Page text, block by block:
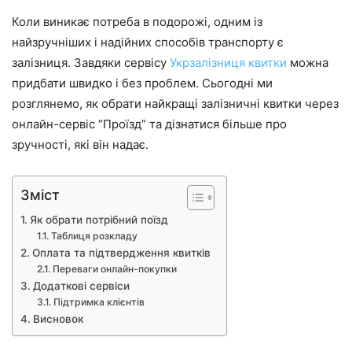
Коли виникає потреба в подорожі, одним із
найзручніших і надійних способів транспорту є
залізниця. Завдяки сервісу Укрзалізниця квитки можна
придбати швидко і без проблем. Сьогодні ми
розглянемо, як обрати найкращі залізничні квитки через
онлайн-сервіс “Проїзд” та дізнатися більше про
зручності, які він надає.
Зміст
Як обрати потрібний поїзд
Таблиця розкладу
Оплата та підтвердження квитків
Переваги онлайн-покупки
Додаткові сервіси
Підтримка клієнтів
Висновок